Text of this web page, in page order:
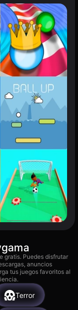
gratis. Puedes disfrutar
anuncios
tus juegos favoritos al
Terror